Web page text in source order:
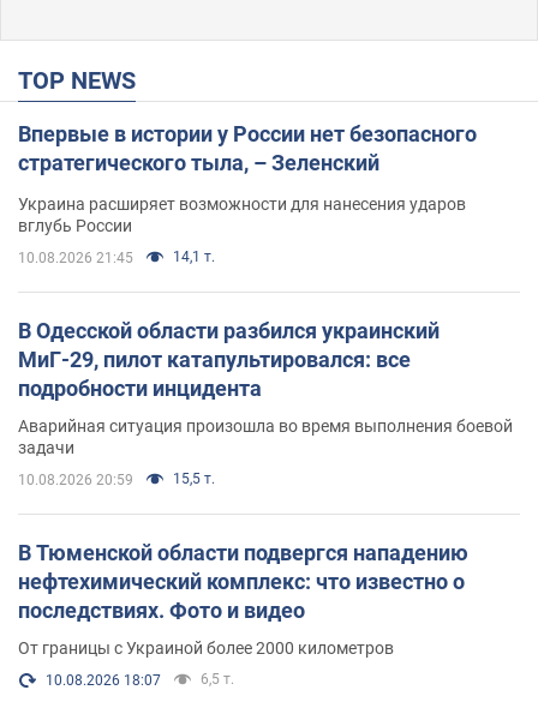
TOP NEWS
Впервые в истории у России нет безопасного
стратегического тыла, – Зеленский
Украина расширяет возможности для нанесения ударов
вглубь России
10.08.2026 21:45 14,1 т.
В Одесской области разбился украинский
МиГ-29, пилот катапультировался: все
подробности инцидента
Аварийная ситуация произошла во время выполнения боевой
задачи
10.08.2026 20:59 15,5 т.
В Тюменской области подвергся нападению
нефтехимический комплекс: что известно о
последствиях. Фото и видео
От границы с Украиной более 2000 километров
10.08.2026 18:07 6,5 т.